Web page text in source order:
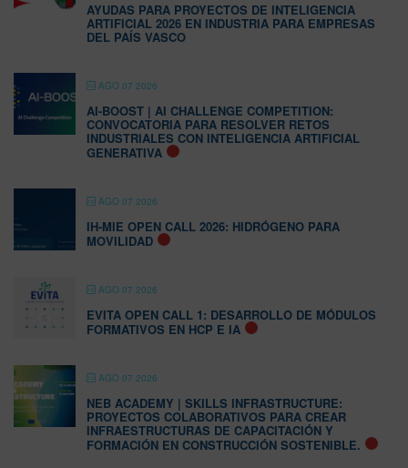
AYUDAS PARA PROYECTOS DE INTELIGENCIA
ARTIFICIAL 2026 EN INDUSTRIA PARA EMPRESAS
DEL PAÍS VASCO
AGO 07 2026
AI-BOOST | AI CHALLENGE COMPETITION:
CONVOCATORIA PARA RESOLVER RETOS
INDUSTRIALES CON INTELIGENCIA ARTIFICIAL
GENERATIVA
AGO 07 2026
IH-MIE OPEN CALL 2026: HIDRÓGENO PARA
MOVILIDAD
AGO 07 2026
EVITA OPEN CALL 1: DESARROLLO DE MÓDULOS
FORMATIVOS EN HCP E IA
AGO 07 2026
NEB ACADEMY | SKILLS INFRASTRUCTURE:
PROYECTOS COLABORATIVOS PARA CREAR
INFRAESTRUCTURAS DE CAPACITACIÓN Y
FORMACIÓN EN CONSTRUCCIÓN SOSTENIBLE.